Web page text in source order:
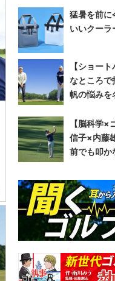
猛暑を前に
いいクー
【ショー
なところで
帆の悩みを
【脳科学×
信子×内藤
前でも叩か